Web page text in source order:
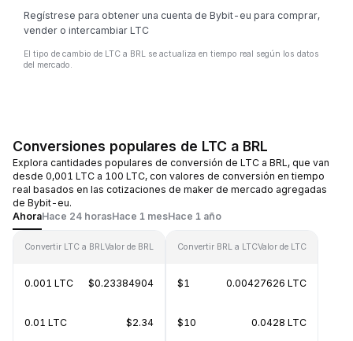
Regístrese para obtener una cuenta de Bybit-eu para comprar,
vender o intercambiar LTC
El tipo de cambio de LTC a BRL se actualiza en tiempo real según los datos
del mercado.
Conversiones populares de LTC a BRL
Explora cantidades populares de conversión de LTC a BRL, que van
desde 0,001 LTC a 100 LTC, con valores de conversión en tiempo
real basados en las cotizaciones de maker de mercado agregadas
de Bybit-eu.
AhoraHace 24 horasHace 1 mesHace 1 año
Convertir LTC a BRLValor de BRL
0.001 LTC $0.23384904
0.01 LTC $2.34
Convertir BRL a LTCValor de LTC
$1 0.00427626 LTC
$10 0.0428 LTC